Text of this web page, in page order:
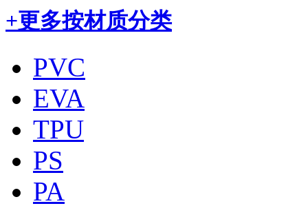
+更多按材质分类
PVC
EVA
TPU
PS
PA